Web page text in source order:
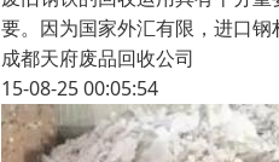
要。因为国家外汇有限，进口
成都天府废品回收公司
15-08-25 00:05:54